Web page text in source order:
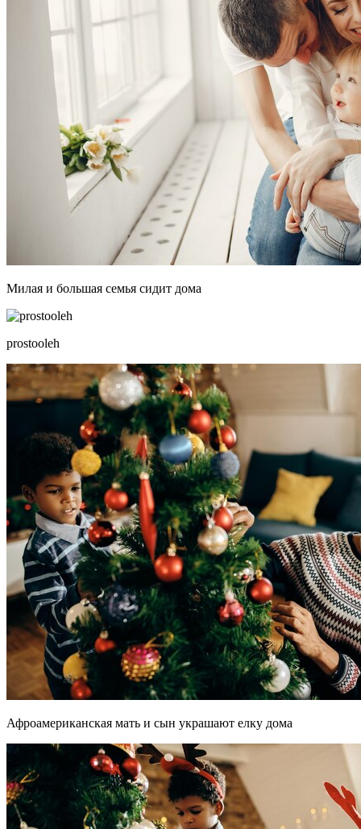
Милая и большая семья сидит дома
prostooleh
Афроамериканская мать и сын украшают елку дома